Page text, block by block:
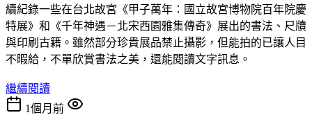
續紀錄一些在台北故宮《甲子萬年：國立故宮博物院百年院慶
特展》和《千年神遇－北宋西園雅集傳奇》展出的書法、尺牘
與印刷古籍。雖然部分珍貴展品禁止攝影，但能拍的已讓人目
不暇給，不單欣賞書法之美，還能閱讀文字訊息。
繼續閱讀
1個月前